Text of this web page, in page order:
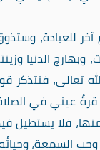
للعبادة،
وبهارج الدنيا
تعالى، فتتذكر
عيني في
فلا يستطيل
وحب السمعة،